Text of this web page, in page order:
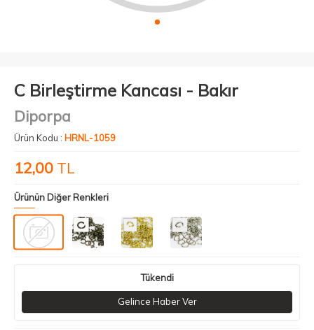
C Birleştirme Kancası - Bakır
Diporpa
Ürün Kodu : HRNL-1059
12,00 TL
Ürünün Diğer Renkleri
Tükendi
Gelince Haber Ver